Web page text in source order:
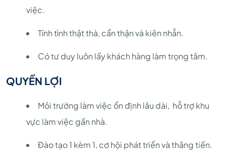
việc.
Tính tình thật thà, cẩn thận và kiên nhẫn.
Có tư duy luôn lấy khách hàng làm trọng tâm.
QUYỀN LỢI
Môi trường làm việc ổn định lâu dài, hỗ trợ khu
vực làm việc gần nhà.
Đào tạo 1 kèm 1, cơ hội phát triển và thăng tiến.